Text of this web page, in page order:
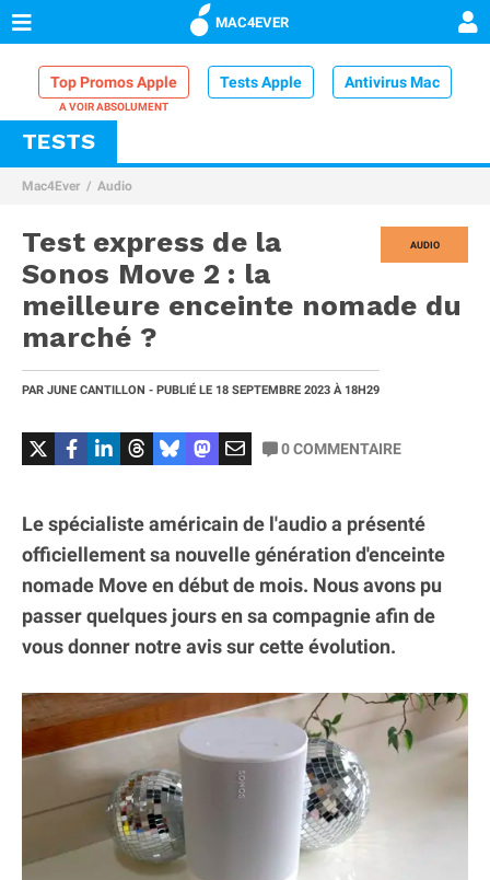
MAC4EVER
Top Promos Apple Tests Apple Antivirus Mac
VPN Mac
Comparatif iPhone
TESTS
Mac4Ever Audio
AUDIO
Test express de la
Sonos Move 2 : la
meilleure enceinte nomade du
marché ?
PAR JUNE CANTILLON - PUBLIÉ LE 18 SEPTEMBRE 2023 À 18H29
0COMMENTAIRE
Le spécialiste américain de l'audio a présenté
officiellement sa nouvelle génération d'enceinte
nomade Move en début de mois. Nous avons pu
passer quelques jours en sa compagnie afin de
vous donner notre avis sur cette évolution.